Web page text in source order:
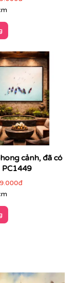
trải nghiệm
khách hàng
sản xuất với
cảnh, đã có